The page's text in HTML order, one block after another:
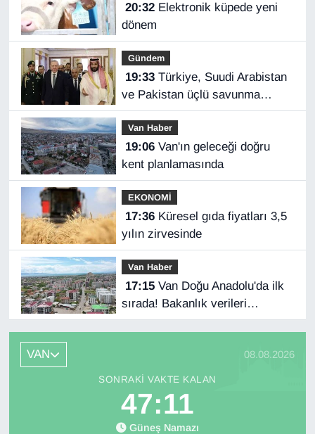
20:32Elektronik küpede yeni
dönem
Gündem
19:33Türkiye, Suudi Arabistan
ve Pakistan üçlü savunma
anlaşması imzaladı
Van Haber
19:06Van'ın geleceği doğru
kent planlamasında
EKONOMİ
17:36Küresel gıda fiyatları 3,5
yılın zirvesinde
Van Haber
17:15Van Doğu Anadolu'da ilk
sırada! Bakanlık verileri
paylaştı…
VAN 08.08.2026
SONRAKI VAKTE KALAN
47:10
Güneş Namazı